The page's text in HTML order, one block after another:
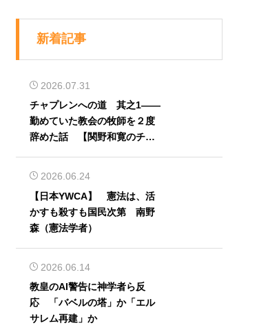
新着記事
2026.07.31
チャプレンへの道 其之1――
勤めていた教会の牧師を２度
辞めた話 【関野和寛のチャ
2026.06.24
【日本YWCA】 憲法は、活
かすも殺すも国民次第 南野
森（憲法学者）
2026.06.14
教皇のAI警告に神学者ら反
応 「バベルの塔」か「エル
サレム再建」か